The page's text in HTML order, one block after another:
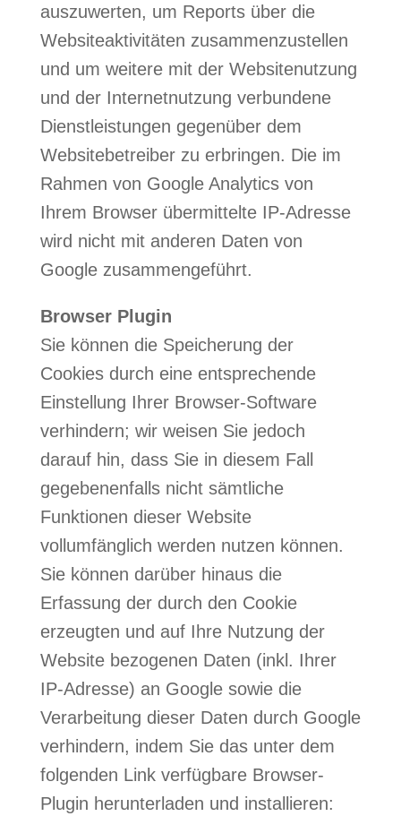
auszuwerten, um Reports über die
Websiteaktivitäten zusammenzustellen
und um weitere mit der Websitenutzung
und der Internetnutzung verbundene
Dienstleistungen gegenüber dem
Websitebetreiber zu erbringen. Die im
Rahmen von Google Analytics von
Ihrem Browser übermittelte IP-Adresse
wird nicht mit anderen Daten von
Google zusammengeführt.
Browser Plugin
Sie können die Speicherung der
Cookies durch eine entsprechende
Einstellung Ihrer Browser-Software
verhindern; wir weisen Sie jedoch
darauf hin, dass Sie in diesem Fall
gegebenenfalls nicht sämtliche
Funktionen dieser Website
vollumfänglich werden nutzen können.
Sie können darüber hinaus die
Erfassung der durch den Cookie
erzeugten und auf Ihre Nutzung der
Website bezogenen Daten (inkl. Ihrer
IP-Adresse) an Google sowie die
Verarbeitung dieser Daten durch Google
verhindern, indem Sie das unter dem
folgenden Link verfügbare Browser-
Plugin herunterladen und installieren: